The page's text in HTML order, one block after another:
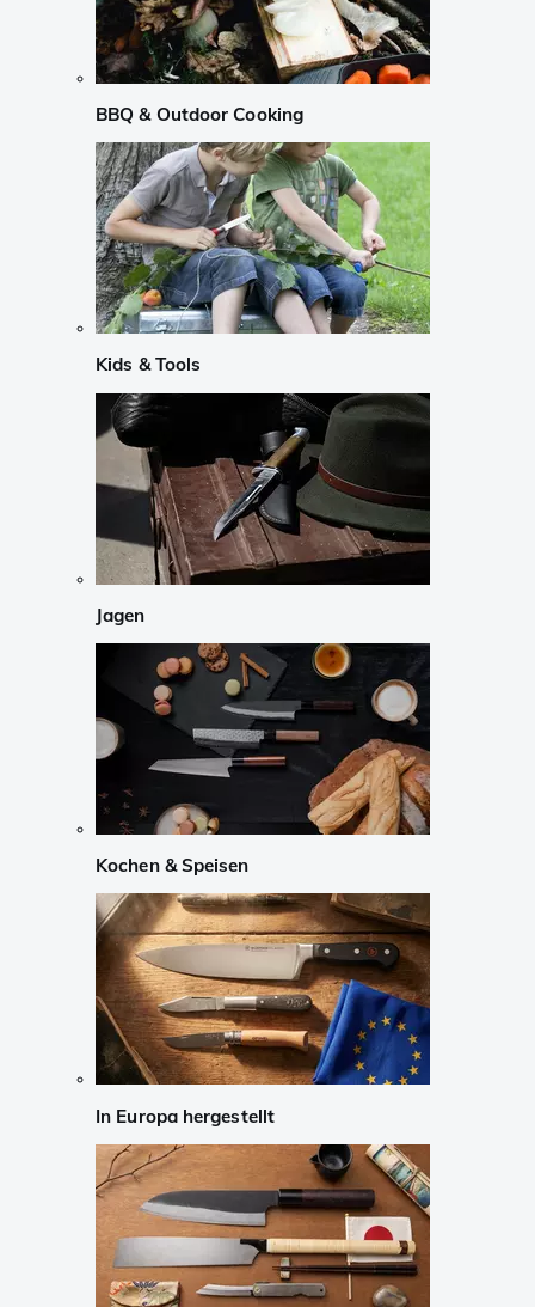
BBQ & Outdoor Cooking
Kids & Tools
Jagen
Kochen & Speisen
In Europa hergestellt